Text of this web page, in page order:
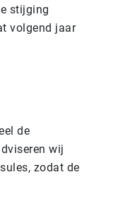
stijging
volgend jaar
de
wij
zodat de